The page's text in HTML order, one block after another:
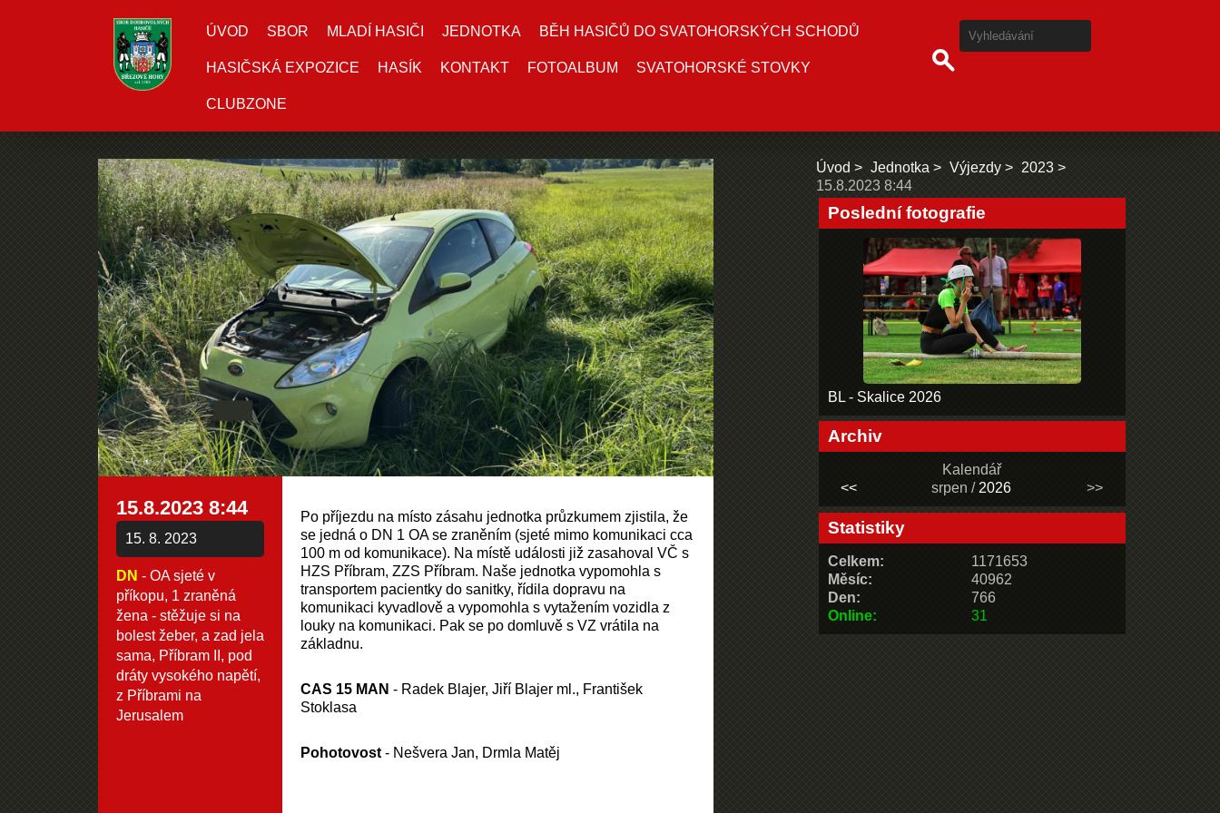
ÚVOD SBOR MLADÍ HASIČI JEDNOTKA BĚH HASIČŮ DO SVATOHORSKÝCH SCHODŮ
HASIČSKÁ EXPOZICE HASÍK KONTAKT FOTOALBUM SVATOHORSKÉ STOVKY
CLUBZONE
15.8.2023 8:44
15. 8. 2023
DN - OA sjeté v
příkopu, 1 zraněná
žena - stěžuje si na
bolest žeber, a zad jela
sama, Příbram II, pod
dráty vysokého napětí,
z Příbrami na
Jerusalem
Po příjezdu na místo zásahu jednotka průzkumem zjistila, že
se jedná o DN 1 OA se zraněním (sjeté mimo komunikaci cca
100 m od komunikace). Na místě události již zasahoval VČ s
HZS Příbram, ZZS Příbram. Naše jednotka vypomohla s
transportem pacientky do sanitky, řídila dopravu na
komunikaci kyvadlově a vypomohla s vytažením vozidla z
louky na komunikaci. Pak se po domluvě s VZ vrátila na
základnu.
CAS 15 MAN - Radek Blajer, Jiří Blajer ml., František
Stoklasa
Pohotovost - Nešvera Jan, Drmla Matěj
Úvod Jednotka Výjezdy
2023
15.8.2023 8:44
Poslední fotografie
BL - Skalice 2026
Archiv
Kalendář
<<
srpen / 2026 >>
Statistiky
Online: 31
Celkem:
1171653
Měsíc:
40962
Den:
766